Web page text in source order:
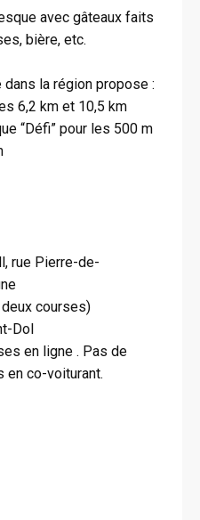
avec gâteaux faits
bière, etc.
la région propose :
6,2 km et 10,5 km
“Défi” pour les 500 m
rue Pierre-de-
courses)
Dol
en ligne . Pas de
en co-voiturant.